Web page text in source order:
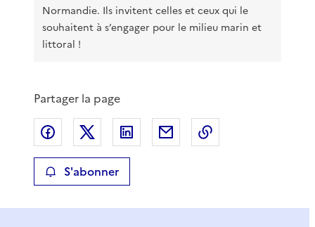
Normandie. Ils invitent celles et ceux qui le
souhaitent à s’engager pour le milieu marin et
littoral !
Partager la page
Partager sur Facebook
Partager sur XPartager sur LinkedIn
Partager par email
S'abonner